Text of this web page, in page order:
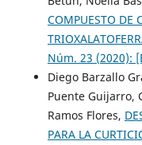
COMPUESTO DE
Núm. 23 (2020):
Diego Barzallo
Puente Guijarro,
Ramos Flores,
PARA LA